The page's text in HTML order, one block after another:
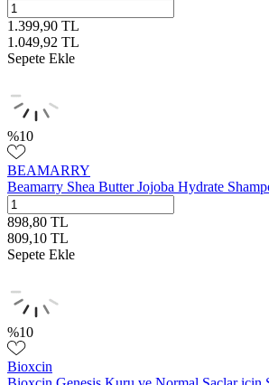
1.399,90 TL
1.049,92 TL
Sepete Ekle
%10
BEAMARRY
Beamarry Shea Butter Jojoba Hydrate
898,80 TL
809,10 TL
Sepete Ekle
%10
Bioxcin